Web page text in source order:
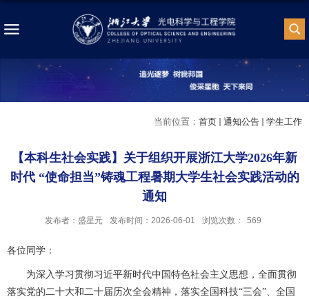
当前位置： 首页 通知公告 学生工作
【本科生社会实践】关于组织开展浙江大学2026年新
时代 “使命担当”铸魂工程暑期大学生社会实践活动的
通知
发布者：盛星元 发布时间：2026-06-01 浏览次数： 569
各位同学：
为深入学习贯彻习近平新时代中国特色社会主义思想，全面贯彻
落实党的二十大和二十届历次全会精神，落实全国科技“三会”、全国